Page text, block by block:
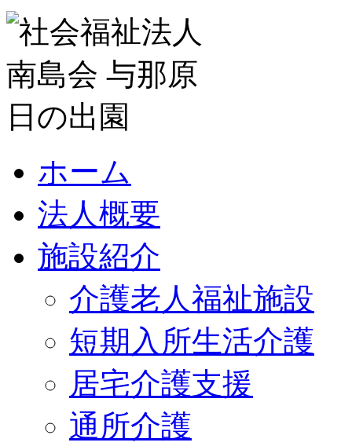
ホーム
法人概要
施設紹介
介護老人福祉施設
短期入所生活介護
居宅介護支援
通所介護